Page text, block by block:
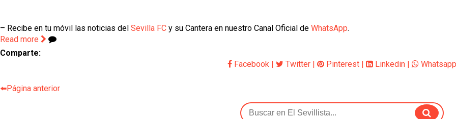
– Recibe en tu móvil las noticias del Sevilla FC y su Cantera en nuestro Canal Oficial de WhatsApp.
Read more
Comparte:
Facebook | Twitter | Pinterest | Linkedin | Whatsapp
⬅️Página anterior